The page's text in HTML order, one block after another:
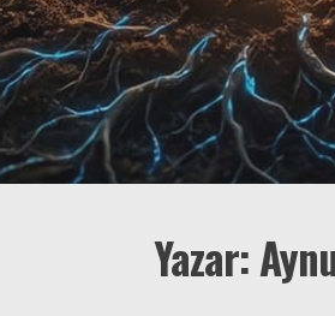
Yazar: